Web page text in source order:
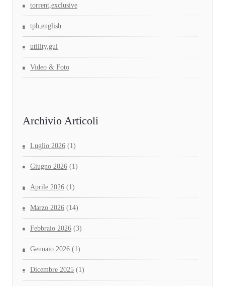
torrent,exclusive
tpb,english
utility,gui
Video & Foto
Archivio Articoli
Luglio 2026 (1)
Giugno 2026 (1)
Aprile 2026 (1)
Marzo 2026 (14)
Febbraio 2026 (3)
Gennaio 2026 (1)
Dicembre 2025 (1)